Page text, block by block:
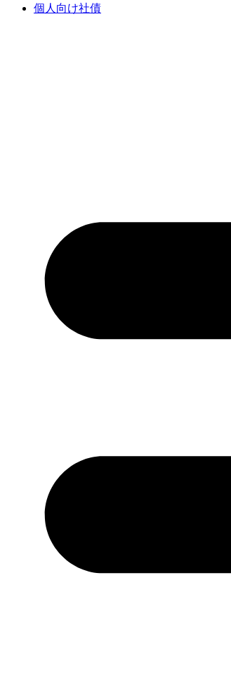
個人向け社債